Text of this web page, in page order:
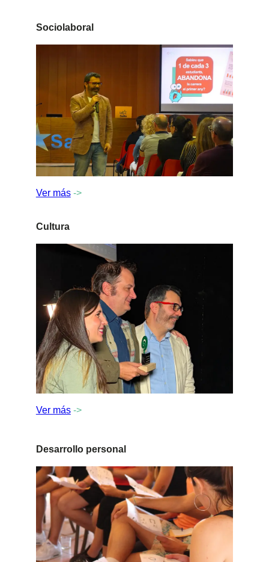
Sociolaboral
Ver más->
Cultura
Ver más->
Desarrollo personal